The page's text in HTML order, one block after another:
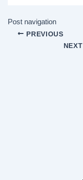
Post navigation
PREVIOUS
NEXT